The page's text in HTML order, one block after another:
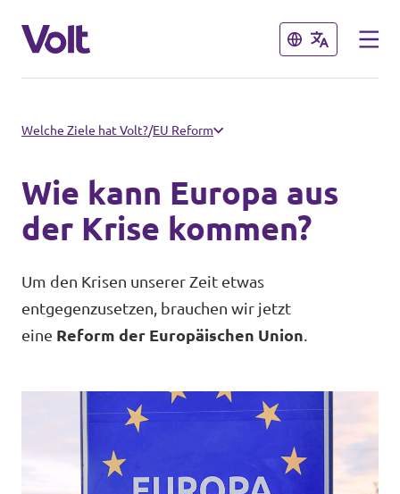
Schließen
Volt in Sachsen
Volt Leipzig
Volt Dresden
Volt in Deutschland
Volt in deinem Bundesland
Volt Deutschland Merchandise Shop
Schließen
Programm
Menschen
Unsere Events
Welche Ziele hat Volt?/EU Reform
Wie kann Europa aus
der Krise kommen?
Um den Krisen unserer Zeit etwas
entgegenzusetzen, brauchen wir jetzt
eine Reform der Europäischen Union.